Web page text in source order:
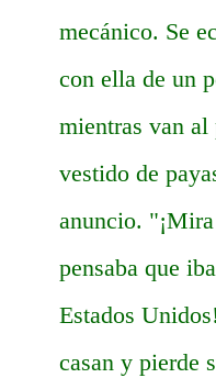
mecánico. Se
con ella de un
mientras van al
vestido de
anuncio.
pensaba que
Estados
casan y pierde